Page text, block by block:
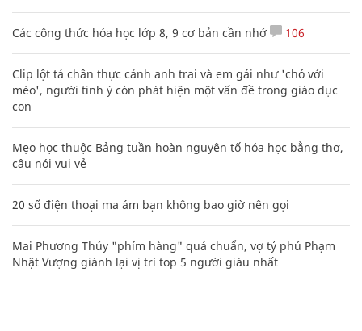
Các công thức hóa học lớp 8, 9 cơ bản cần nhớ 106
Clip lột tả chân thực cảnh anh trai và em gái như 'chó với
mèo', người tinh ý còn phát hiện một vấn đề trong giáo dục
con
Mẹo học thuộc Bảng tuần hoàn nguyên tố hóa học bằng thơ,
câu nói vui vẻ
20 số điện thoại ma ám bạn không bao giờ nên gọi
Mai Phương Thúy "phím hàng" quá chuẩn, vợ tỷ phú Phạm
Nhật Vượng giành lại vị trí top 5 người giàu nhất